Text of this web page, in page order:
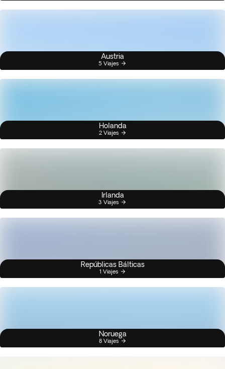
Austria
5 Viajes
Holanda
2 Viajes
Irlanda
3 Viajes
Repúblicas Bálticas
1 Viajes
Noruega
8 Viajes